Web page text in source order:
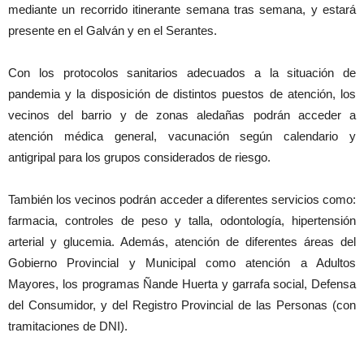
mediante un recorrido itinerante semana tras semana, y estará
presente en el Galván y en el Serantes.
Con los protocolos sanitarios adecuados a la situación de
pandemia y la disposición de distintos puestos de atención, los
vecinos del barrio y de zonas aledañas podrán acceder a
atención médica general, vacunación según calendario y
antigripal para los grupos considerados de riesgo.
También los vecinos podrán acceder a diferentes servicios como:
farmacia, controles de peso y talla, odontología, hipertensión
arterial y glucemia. Además, atención de diferentes áreas del
Gobierno Provincial y Municipal como atención a Adultos
Mayores, los programas Ñande Huerta y garrafa social, Defensa
del Consumidor, y del Registro Provincial de las Personas (con
tramitaciones de DNI).